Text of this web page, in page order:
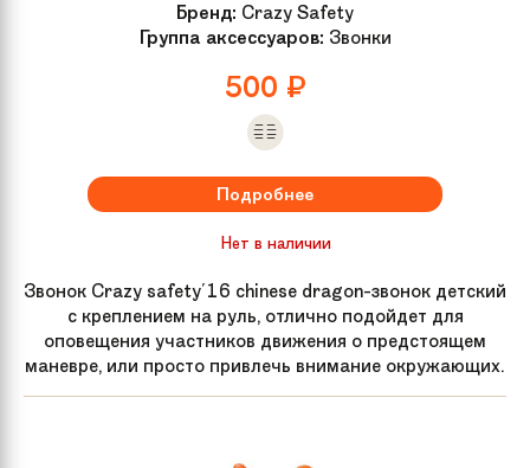
Бренд: Crazy Safety
Группа аксессуаров: Звонки
500 ₽
Подробнее
Нет в наличии
Звонок Crazy safety'16 chinese dragon-звонок детский
с креплением на руль, отлично подойдет для
оповещения участников движения о предстоящем
маневре, или просто привлечь внимание окружающих.